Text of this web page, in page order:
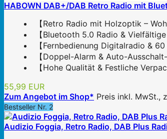
HABOWN DAB+/DAB Retro Radio mit
【Retro Radio mit Holzoptik –
【Bluetooth 5.0 Radio &
【Fernbedienung Digitalradio &
【Doppel-Alarm & Auto-
【Hohe Qualität & Festliche
55,99 EUR
Zum Angebot im Shop* Preis inkl. MwSt.,
Bestseller Nr. 2
Audizio Foggia, Retro Radio, DAB Plus